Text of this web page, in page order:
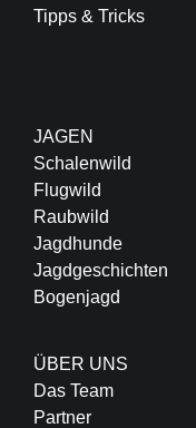
Tipps & Tricks
JAGEN
Schalenwild
Flugwild
Raubwild
Jagdhunde
Jagdgeschichten
Bogenjagd
ÜBER UNS
Das Team
Partner